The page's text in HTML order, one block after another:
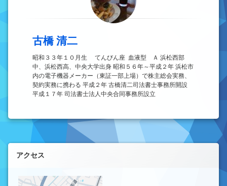
古橋 清二
昭和３３年１０月生 てんびん座 血液型 Ａ 浜松西部
中、浜松西高、中央大学出身 昭和５６年～平成２年 浜松市
内の電子機器メーカー（東証一部上場）で株主総会実務、
契約実務に携わる 平成２年 古橋清二司法書士事務所開設
平成１７年 司法書士法人中央合同事務所設立
左サイドバー
アクセス